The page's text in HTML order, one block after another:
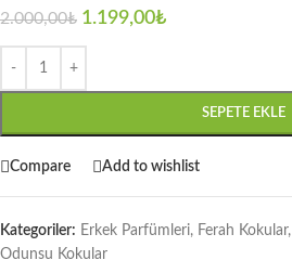
2.000,00₺ 1.199,00₺
SEPETE EKLE
Compare Add to wishlist
Kategoriler: Erkek Parfümleri, Ferah Kokular,
Odunsu Kokular